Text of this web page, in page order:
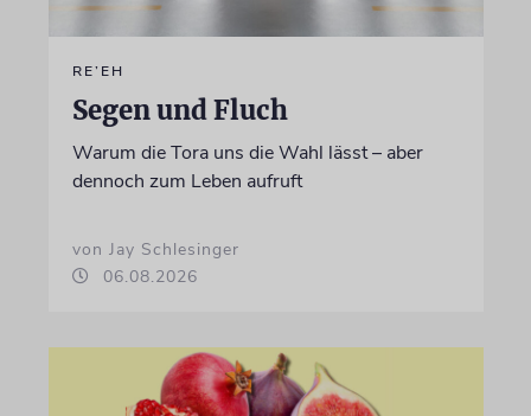
RE’EH
Segen und Fluch
Warum die Tora uns die Wahl lässt – aber
dennoch zum Leben aufruft
von Jay Schlesinger
06.08.2026